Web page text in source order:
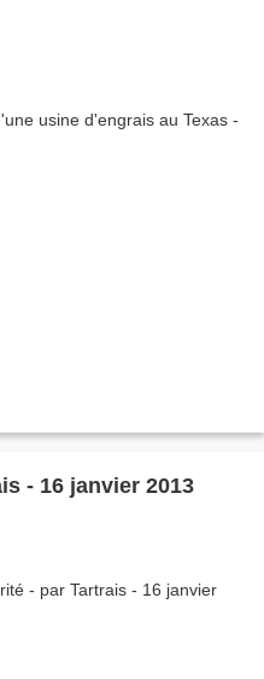
- 16 janvier 2013